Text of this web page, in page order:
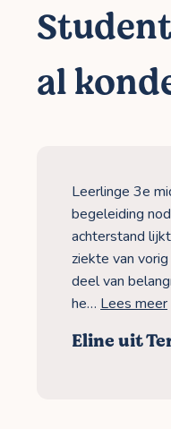
al
Leerlinge 3e
begeleiding
achterstand
ziekte van
deel van
he… Lees meer
Eline uit